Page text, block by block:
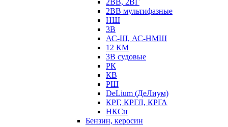
2ВВ, 2ВГ
2ВВ мультифазные
НШ
3В
АС-Ш, АС-НМШ
12 КМ
3В судовые
РК
КВ
РШ
DeLium (ДеЛиум)
КРГ, КРГЛ, КРГА
НКСн
Бензин, керосин